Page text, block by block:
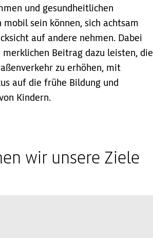
und gesundheitlichen
mobil sein können, sich achtsam
auf andere nehmen. Dabei
Beitrag dazu leisten, die
zu erhöhen, mit
auf die frühe Bildung und
Kindern.
wir unsere Ziele